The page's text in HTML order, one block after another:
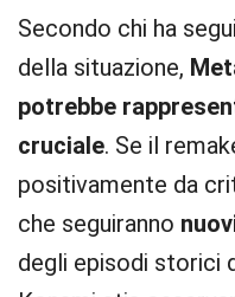
Secondo chi ha
della situazione,
potrebbe
cruciale. Se il
positivamente da
che seguiranno
degli episodi storici